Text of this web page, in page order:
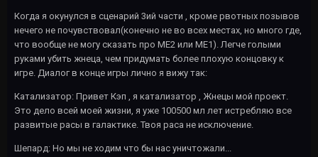
Когда я окунулся в сценарий 3ий части , кроме рвотных позывов
нечего не почувствовал(конечно не во всех местах, но много где,
что вообще не могу сказать про МЕ2 или МЕ1). Легче голыми
руками убить жнеца, чем придумать более плохую концовку к
игре. Диалог в конце игры лично я вижу так:
Катализатор: Привет Кэп , я катализатор , Жнецы мой проект.
Это дело всей моей жизни, я уже 100500 мл лет истребляю все
развитые расы в галактике. Твоя раса не исключение.
Шепард: Но мы не ходим что бы нас уничтожали...